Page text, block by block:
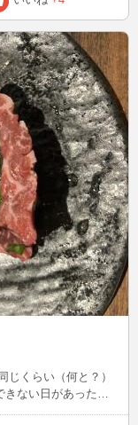
くらい（何と？）